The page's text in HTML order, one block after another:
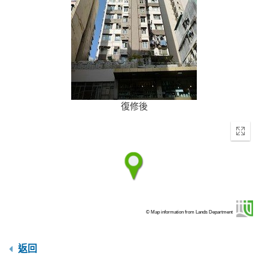
復修後
Enter
© Map information from Lands Department
返回